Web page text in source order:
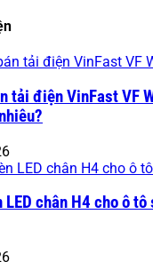
tải điện VinFast VF
LED chân H4 cho ô